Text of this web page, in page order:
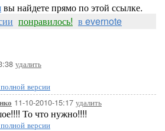
вы найдете прямо по этой ссылке.
понравилось! в evernote
удалить
версии
11-10-2010-15:17 удалить
То что нужно!!!!
версии